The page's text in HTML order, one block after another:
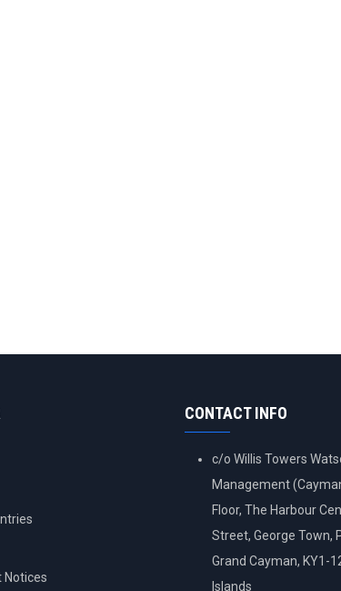
Notices
CONTACT INFO
c/o Willis Towers
Management
Floor, The Harbour
Street, George Town,
Grand Cayman, KY1-
Islands